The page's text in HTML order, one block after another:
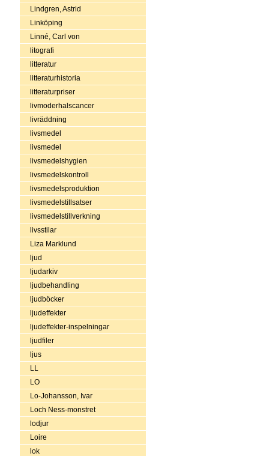
Lindgren, Astrid
Linköping
Linné, Carl von
litografi
litteratur
litteraturhistoria
litteraturpriser
livmoderhalscancer
livräddning
livsmedel
livsmedel
livsmedelshygien
livsmedelskontroll
livsmedelsproduktion
livsmedelstillsatser
livsmedelstillverkning
livsstilar
Liza Marklund
ljud
ljudarkiv
ljudbehandling
ljudböcker
ljudeffekter
ljudeffekter-inspelningar
ljudfiler
ljus
LL
LO
Lo-Johansson, Ivar
Loch Ness-monstret
lodjur
Loire
lok